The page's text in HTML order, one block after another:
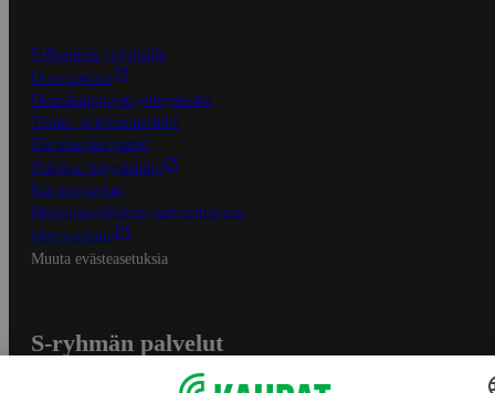
S-Business yrityksille
Oiva-raportit
Osuuskauppojen yhteystiedot
Tilaus- ja toimitusehdot
Tietosuojakäytäntö
Palvelun käyttöehdot
Saavutettavuus
Mobiilisovelluksen saavutettavuus
Mainostajalle
Muuta evästeasetuksia
S-ryhmän palvelut